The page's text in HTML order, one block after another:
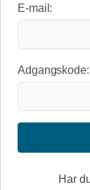
E-mail:
Adgangskode:
Har